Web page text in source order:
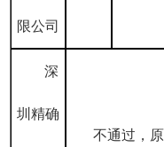
限公司
深
圳精确
不通过，